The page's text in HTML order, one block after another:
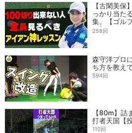
【古閑美保
っかり当た
集。【ゴル
で】
258回
森守洋プロ
ち方を教え
594回
【80m】詰
打者天国【
110回